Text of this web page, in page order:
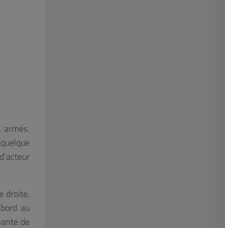
armés.
droite,
au
de